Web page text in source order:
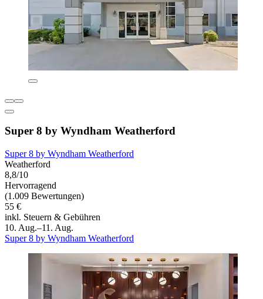
Super 8 by Wyndham Weatherford
Super 8 by Wyndham Weatherford
Weatherford
8,8/10
Hervorragend
(1.009 Bewertungen)
55 €
inkl. Steuern & Gebühren
10. Aug.–11. Aug.
Super 8 by Wyndham Weatherford